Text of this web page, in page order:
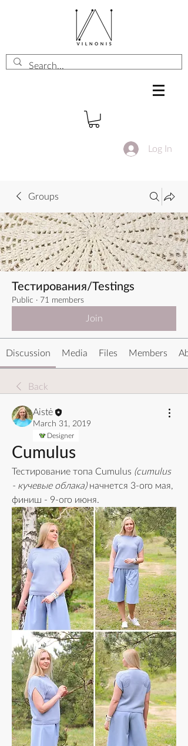
Log In
Groups
Тестирования/Testings
Public · 71 members
Join
Discussion Media Files Members
Back
Aistė
March 31, 2019
Designer
Cumulus
Тестирование топа Cumulus (cumulus
- кучевые облака) начнется 3-ого мая,
финиш - 9-ого июня.